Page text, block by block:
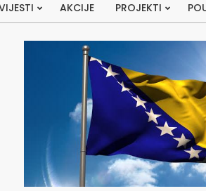
Primary
AKCIJE PROJEKTI